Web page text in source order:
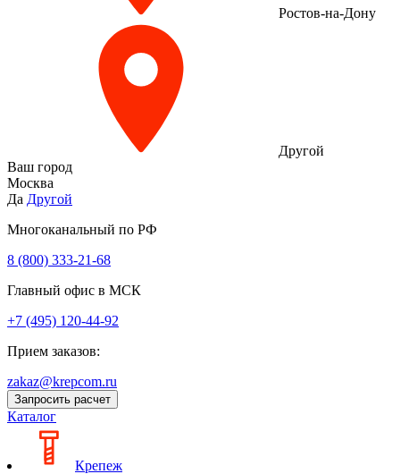
Ростов-на-Дону
Другой
Ваш город
Москва
Да Другой
Многоканальный по РФ
8 (800) 333‑21-68
Главный офис в МСК
+7 (495) 120-44-92
Прием заказов:
zakaz@krepcom.ru
Запросить расчет
Каталог
Крепеж